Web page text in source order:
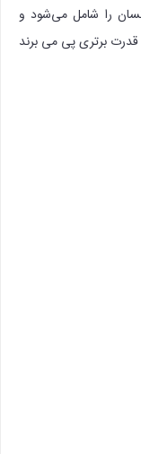
را شامل می‌شود و
برتری پی می برند